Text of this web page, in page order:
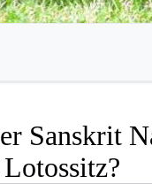
Sanskrit